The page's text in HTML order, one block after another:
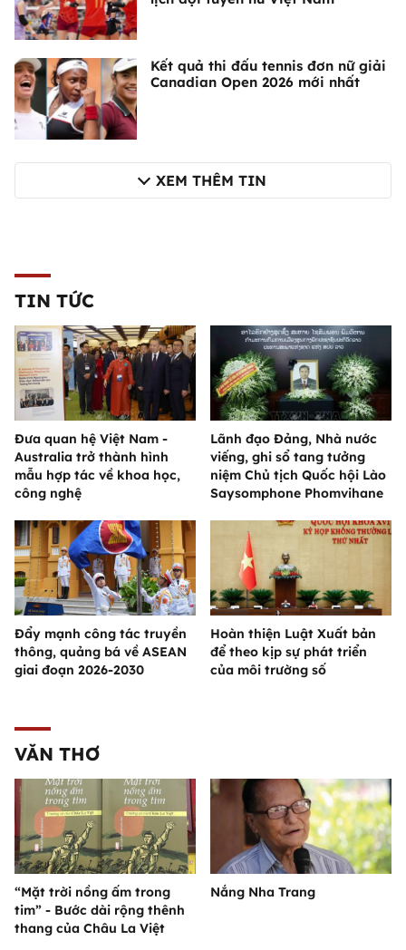
Kết quả thi đấu tennis đơn nữ giải
Canadian Open 2026 mới nhất
XEM THÊM TIN
TIN TỨC
Đưa quan hệ Việt Nam -
Australia trở thành hình
mẫu hợp tác về khoa học,
công nghệ
Lãnh đạo Đảng, Nhà nước
viếng, ghi sổ tang tưởng
niệm Chủ tịch Quốc hội Lào
Saysomphone Phomvihane
Đẩy mạnh công tác truyền
thông, quảng bá về ASEAN
giai đoạn 2026-2030
Hoàn thiện Luật Xuất bản
để theo kịp sự phát triển
của môi trường số
VĂN THƠ
“Mặt trời nồng ấm trong
tim” - Bước dài rộng thênh
thang của Châu La Việt
Nắng Nha Trang